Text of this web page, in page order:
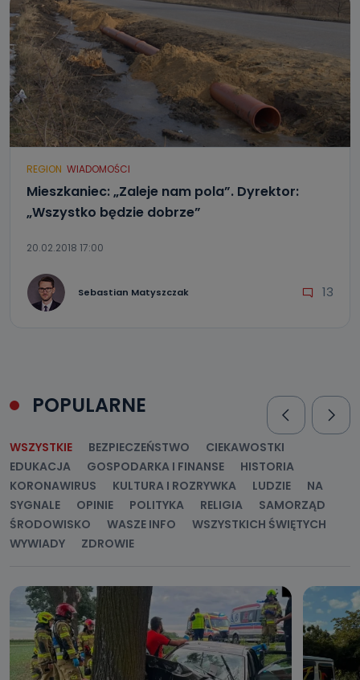
REGION WIADOMOŚCI
Mieszkaniec: „Zaleje nam pola”. Dyrektor:
„Wszystko będzie dobrze”
20.02.2018 17:00
Sebastian Matyszczak 13
POPULARNE
WSZYSTKIE BEZPIECZEŃSTWO
CIEKAWOSTKI
EDUKACJA
GOSPODARKA I FINANSE
HISTORIA
KORONAWIRUS
KULTURA I ROZRYWKA LUDZIE
NA
SYGNALE
OPINIE POLITYKA RELIGIA
SAMORZĄD
ŚRODOWISKO
WASZE INFO
WSZYSTKICH ŚWIĘTYCH
WYWIADY
ZDROWIE